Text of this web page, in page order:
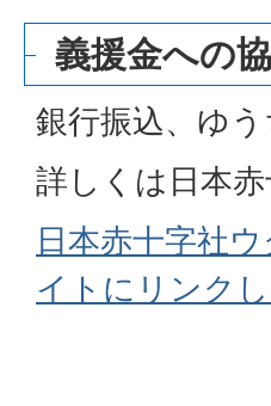
義援金への
銀行振込、ゆ
詳しくは日本
日本赤十字社
イトにリンクし